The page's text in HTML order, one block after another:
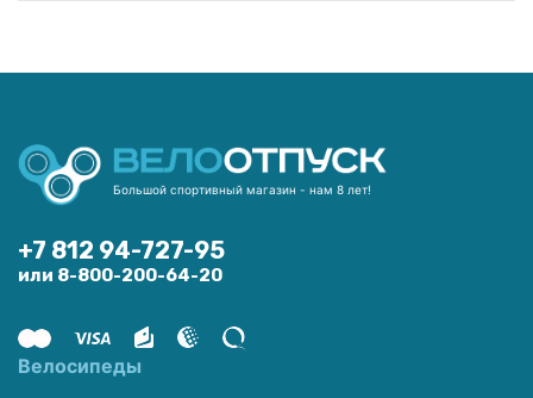
Большой спортивный магазин - нам 8 лет!
+7 812 94-727-95
или 8-800-200-64-20
Велосипеды